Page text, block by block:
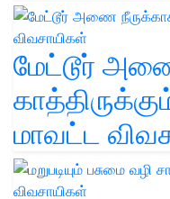
மேட்டூர்
மாவட்ட